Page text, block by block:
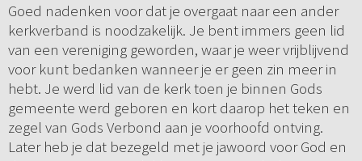
Goed nadenken voor dat je overgaat naar een ander
kerkverband is noodzakelijk. Je bent immers geen lid
van een vereniging geworden, waar je weer vrijblijvend
voor kunt bedanken wanneer je er geen zin meer in
hebt. Je werd lid van de kerk toen je binnen Gods
gemeente werd geboren en kort daarop het teken en
zegel van Gods Verbond aan je voorhoofd ontving.
Later heb je dat bezegeld met je jawoord voor God en